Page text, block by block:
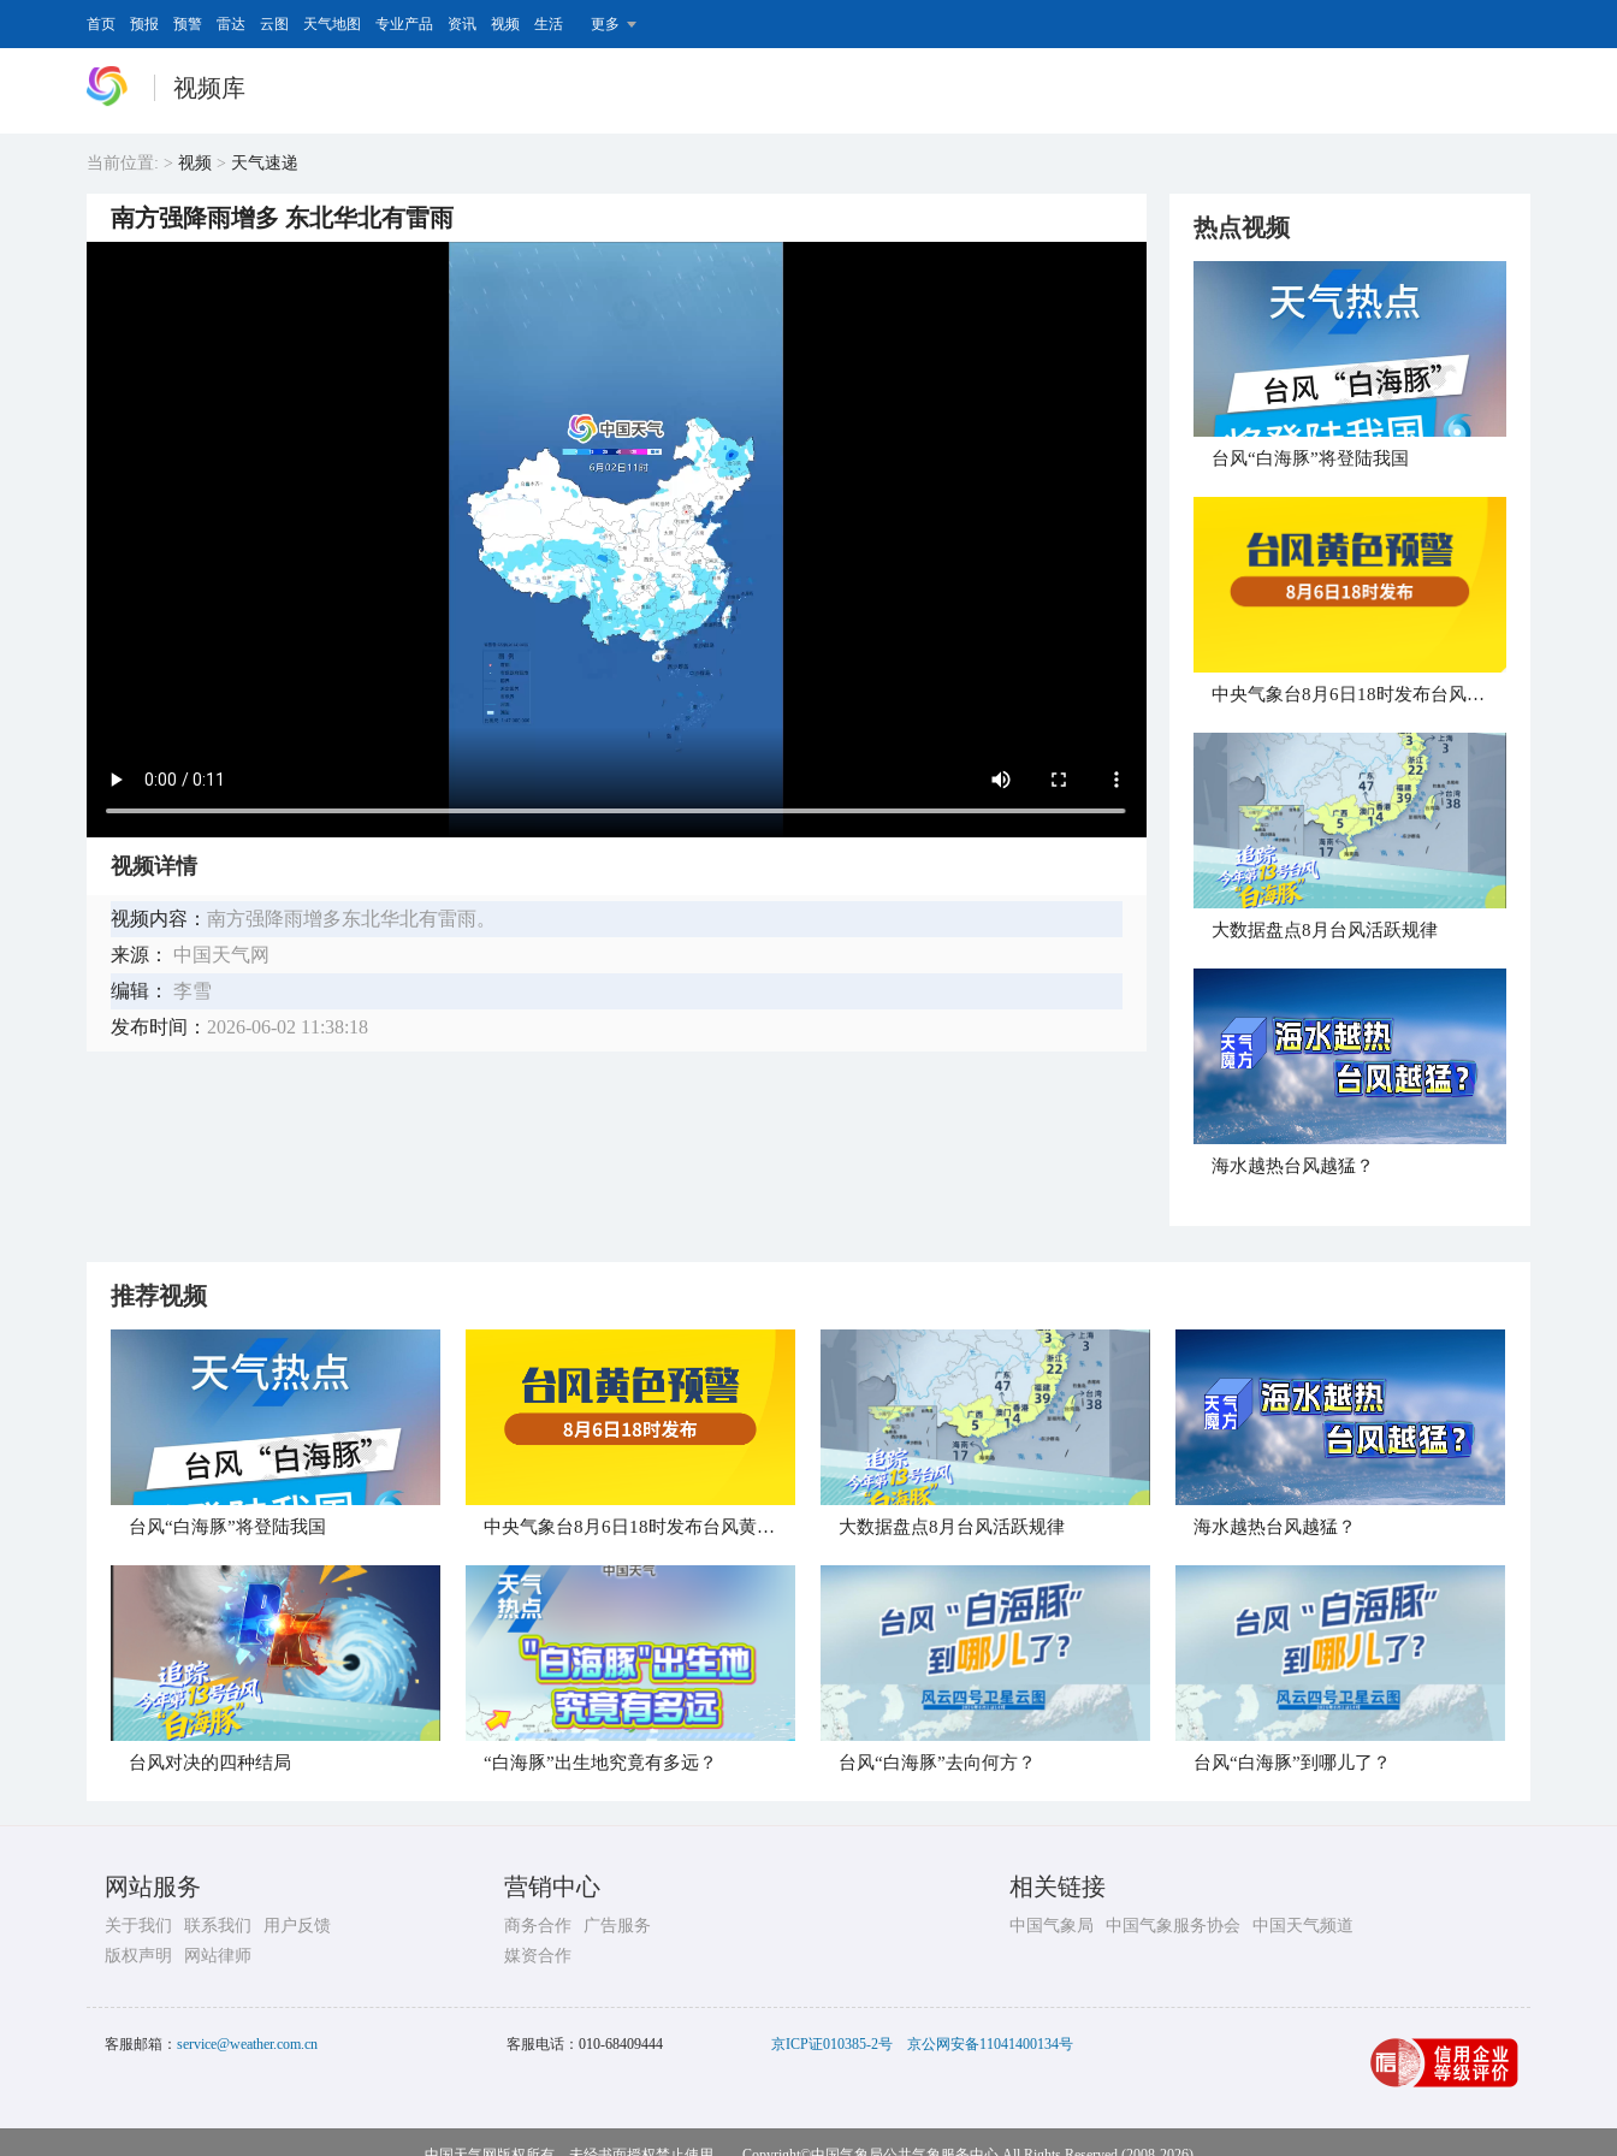
首页 预报 预警 雷达 云图 天气地图 专业产品 资讯 视频 生活 更多
视频库
当前位置: > 视频 > 天气速递
南方强降雨增多 东北华北有雷雨
视频详情
视频内容： 南方强降雨增多东北华北有雷雨。
来源：
中国天气网
编辑：
李雪
发布时间： 2026-06-02 11:38:18
热点视频
台风“白海豚”将登陆我国
中央气象台8月6日18时发布台风黄色预警
大数据盘点8月台风活跃规律
海水越热台风越猛？
推荐视频
台风“白海豚”将登陆我国 中央气象台8月6日18时发布台风黄色预警 大数据盘点8月台风活跃规律 海水越热台风越猛？
台风对决的四种结局 “白海豚”出生地究竟有多远？ 台风“白海豚”去向何方？ 台风“白海豚”到哪儿了？
网站服务
关于我们 联系我们
用户反馈
版权声明
网站律师
营销中心
商务合作
广告服务
媒资合作
相关链接
中国气象局 中国气象服务协会 中国天气频道
客服邮箱： service@weather.com.cn 客服电话： 010-68409444 京ICP证010385-2号 京公网安备11041400134号